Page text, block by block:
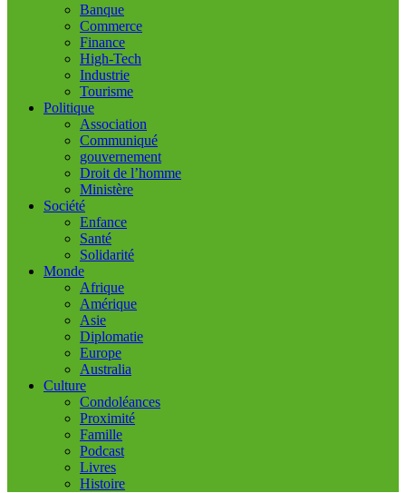
Banque
Commerce
Finance
High-Tech
Industrie
Tourisme
Politique
Association
Communiqué
gouvernement
Droit de l’homme
Ministère
Société
Enfance
Santé
Solidarité
Monde
Afrique
Amérique
Asie
Diplomatie
Europe
Australia
Culture
Condoléances
Proximité
Famille
Podcast
Livres
Histoire